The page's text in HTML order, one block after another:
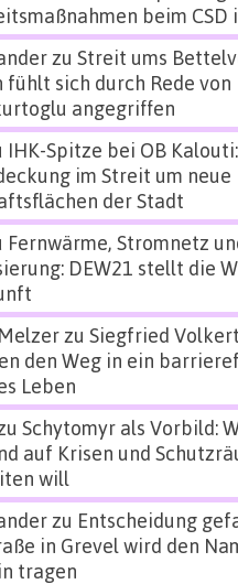
beim CSD
zu Streit ums
fühlt sich durch Rede von
angegriffen
IHK-Spitze bei OB Kalouti:
im Streit um neue
der Stadt
Fernwärme, Stromnetz
DEW21 stellt die
zu Siegfried
den Weg in ein
Leben
Schytomyr als Vorbild:
auf Krisen und
will
zu Entscheidung
in Grevel wird den
tragen